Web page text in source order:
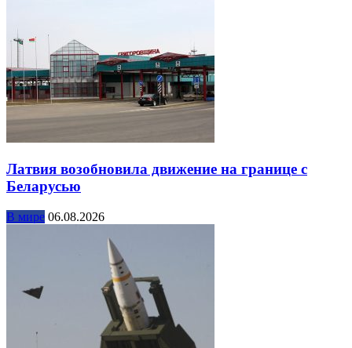
Латвия возобновила движение на границе с
Беларусью
В мире 06.08.2026